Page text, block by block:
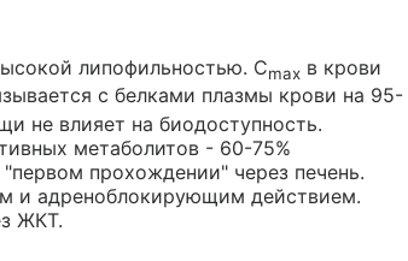
липофильностью. Cmax в крови
с белками плазмы крови на 95-
не влияет на биодоступность.
метаболитов - 60-75%
прохождении" через печень.
и адреноблокирующим действием.
ЖКТ.